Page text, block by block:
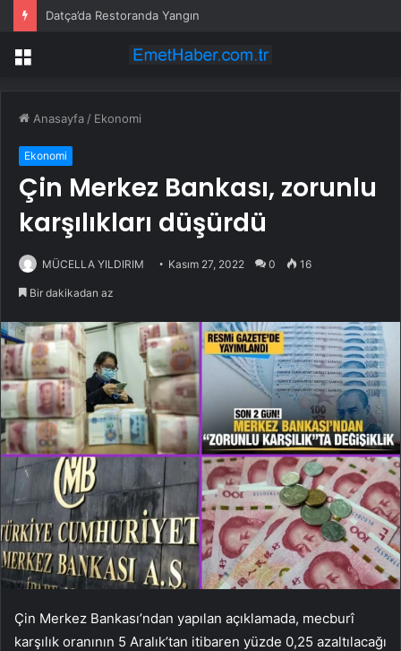
Datça’da Restoranda Yangın
Menü
Anasayfa / Ekonomi
Ekonomi
Çin Merkez Bankası, zorunlu
karşılıkları düşürdü
MÜCELLA YILDIRIM Kasım 27, 2022 0 16
Bir dakikadan az
Çin Merkez Bankası’ndan yapılan açıklamada, mecburî
karşılık oranının 5 Aralık’tan itibaren yüzde 0,25 azaltılacağı